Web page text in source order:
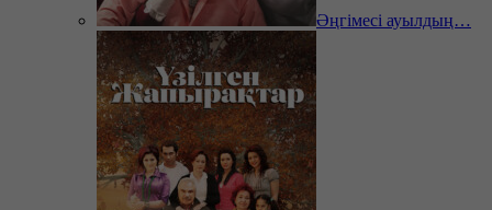
Әңгімесі ауылдың…